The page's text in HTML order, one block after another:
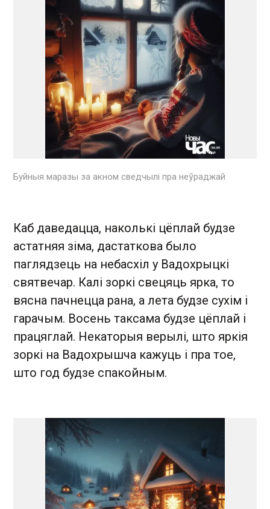
Буйныя маразы за акном сведчылі пра неўраджай
Каб даведацца, наколькі цёплай будзе
астатняя зіма, дастаткова было
паглядзець на небасхіл у Вадохрыцкі
святвечар. Калі зоркі свецяць ярка, то
вясна пачнецца рана, а лета будзе сухім і
гарачым. Восень таксама будзе цёплай і
працяглай. Некаторыя верылі, што яркія
зоркі на Вадохрышча кажуць і пра тое,
што год будзе спакойным.